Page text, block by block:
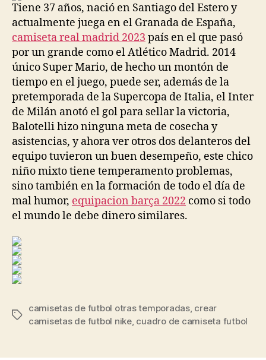
Tiene 37 años, nació en Santiago del Estero y
actualmente juega en el Granada de España,
camiseta real madrid 2023 país en el que pasó
por un grande como el Atlético Madrid. 2014
único Super Mario, de hecho un montón de
tiempo en el juego, puede ser, además de la
pretemporada de la Supercopa de Italia, el Inter
de Milán anotó el gol para sellar la victoria,
Balotelli hizo ninguna meta de cosecha y
asistencias, y ahora ver otros dos delanteros del
equipo tuvieron un buen desempeño, este chico
niño mixto tiene temperamento problemas,
sino también en la formación de todo el día de
mal humor, equipacion barça 2022 como si todo
el mundo le debe dinero similares.
Etiquetas
camisetas de futbol otras temporadas, crear
camisetas de futbol nike, cuadro de camiseta futbol